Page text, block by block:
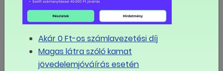
Javaslat az országos munkaügyi kapcsolatok tripartit
fórumának létrehozására
Visszatérne a szociális párbeszéd: állandó munkaügyi
fórum létrehozását javasolják a szakszervezetek
Akár 0 Ft-os számlavezetési díj
Magas látra szóló kamat
jövedelemjóváírás esetén